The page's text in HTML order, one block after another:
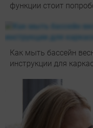
функции стоит
Как мыть бассейн
инструкции для